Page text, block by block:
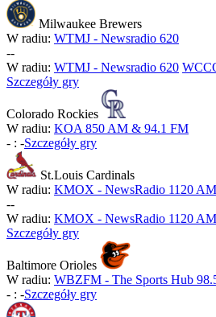
Milwaukee Brewers
W radiu: WTMJ - Newsradio 620
--
W radiu: WTMJ - Newsradio 620
Szczegóły gry
Colorado Rockies
W radiu: KOA 850 AM & 94.1 FM
- : -Szczegóły gry
St.Louis Cardinals
W radiu: KMOX - NewsRadio 1120 AM
--
W radiu: KMOX - NewsRadio 1120 AM
Szczegóły gry
Baltimore Orioles
W radiu: WBZFM - The Sports Hub
- : -Szczegóły gry